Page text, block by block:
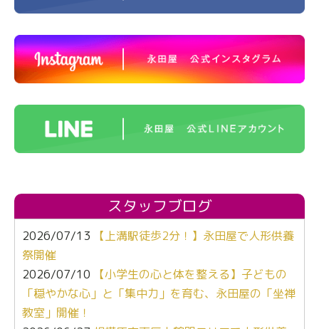
スタッフブログ
2026/07/13
【上溝駅徒歩2分！】永田屋で人形供養
祭開催
2026/07/10
【小学生の心と体を整える】子どもの
「穏やかな心」と「集中力」を育む、永田屋の「坐禅
教室」開催！